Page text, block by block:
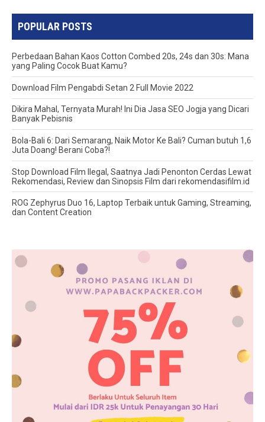
POPULAR POSTS
Perbedaan Bahan Kaos Cotton Combed 20s, 24s dan 30s: Mana
yang Paling Cocok Buat Kamu?
Download Film Pengabdi Setan 2 Full Movie 2022
Dikira Mahal, Ternyata Murah! Ini Dia Jasa SEO Jogja yang Dicari
Banyak Pebisnis
Bola-Bali 6: Dari Semarang, Naik Motor Ke Bali? Cuman butuh 1,6
Juta Doang! Berani Coba?!
Stop Download Film Ilegal, Saatnya Jadi Penonton Cerdas Lewat
Rekomendasi, Review dan Sinopsis Film dari rekomendasifilm.id
ROG Zephyrus Duo 16, Laptop Terbaik untuk Gaming, Streaming,
dan Content Creation